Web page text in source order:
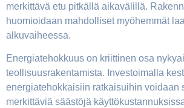
merkittävä etu pitkällä aikavälillä.
huomioidaan mahdolliset myöhemmät
alkuvaiheessa.
Energiatehokkuus on kriittinen osa
teollisuusrakentamista. Investoimalla
energiatehokkaisiin ratkaisuihin voidaan
merkittäviä säästöjä